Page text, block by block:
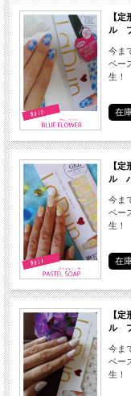
● トップコートをご使用の
● 子供の手の届かない場所
● 極端に低温、または高温
さい。
シール20枚、付属のファイル
中国
場合がございます。
予めご了承ください。
【
ル
今ま
ベー
生！
在
【
ル
今ま
ベー
生！
在
【
ル
今ま
ベー
生！